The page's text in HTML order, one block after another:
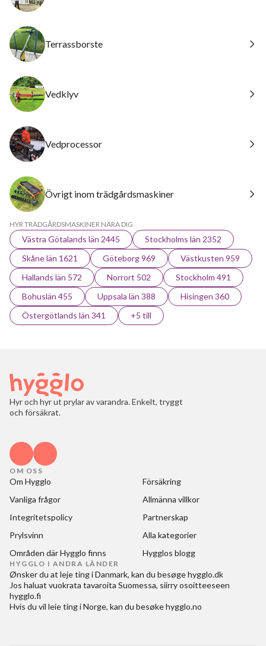
Terrassborste
Vedklyv
Vedprocessor
Övrigt inom trädgårdsmaskiner
HYR TRÄDGÅRDSMASKINER NÄRA DIG
Västra Götalands län 2445
Stockholms län 2352
Skåne län 1621
Göteborg 969
Västkusten 959
Hallands län 572
Norrort 502
Stockholm 491
Bohuslän 455
Uppsala län 388
Hisingen 360
Östergötlands län 341
+5 till
Hyr och hyr ut prylar av varandra. Enkelt, tryggt
och försäkrat.
OM OSS
Om Hygglo
Försäkring
Vanliga frågor
Allmänna villkor
Integritetspolicy
Partnerskap
Prylsvinn
Alla kategorier
Områden där Hygglo finns
Hygglos blogg
HYGGLO I ANDRA LÄNDER
Ønsker du at leje ting i Danmark, kan du besøgehygglo.dk
Jos haluat vuokrata tavaroita Suomessa, siirry osoitteeseen
hygglo.fi
Hvis du vil leie ting i Norge, kan du besøkehygglo.no